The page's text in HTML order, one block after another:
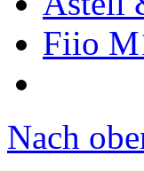
Fiio
Nach